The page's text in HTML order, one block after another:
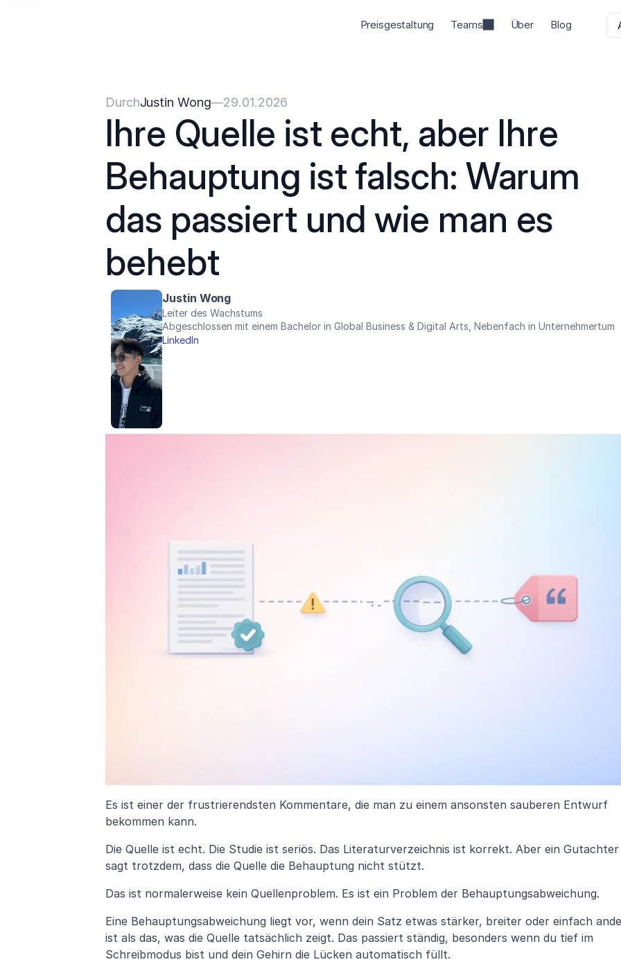
Preisgestaltung Teams Über Blog
DurchJustin Wong—29.01.2026
Ihre Quelle ist echt, aber Ihre
Behauptung ist falsch: Warum
das passiert und wie man es
behebt
Justin Wong
Leiter des Wachstums
Abgeschlossen mit einem Bachelor in Global Business & Digital Arts, Nebenfach in Unternehmertum
LinkedIn
Es ist einer der frustrierendsten Kommentare, die man zu einem ansonsten sauberen Entwurf
bekommen kann.
Die Quelle ist echt. Die Studie ist seriös. Das Literaturverzeichnis ist korrekt. Aber ein Gutachter
sagt trotzdem, dass die Quelle die Behauptung nicht stützt.
Das ist normalerweise kein Quellenproblem. Es ist ein Problem der Behauptungsabweichung.
Eine Behauptungsabweichung liegt vor, wenn dein Satz etwas stärker, breiter oder einfach
ist als das, was die Quelle tatsächlich zeigt. Das passiert ständig, besonders wenn du tief im
Schreibmodus bist und dein Gehirn die Lücken automatisch füllt.